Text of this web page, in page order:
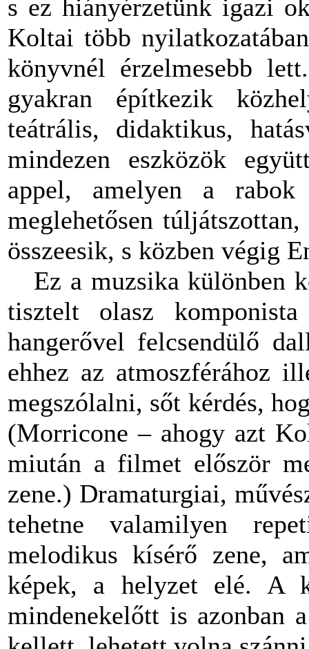
s ez hiányérzetünk igazi
Koltai több
könyvnél érzelmesebb
gyakran építkezik
teátrális, didaktikus,
mindezen eszközök
appel, amelyen a
meglehetősen
összeesik, s közben végig
Ez a muzsika különben
tisztelt olasz
hangerővel felcsendülő
ehhez az atmoszférához
megszólalni, sőt kérdés,
(Morricone – ahogy azt
miután a filmet először
zene.) Dramaturgiai,
tehetne valamilyen
melodikus kísérő zene,
képek, a helyzet elé. A
mindenekelőtt is azonban